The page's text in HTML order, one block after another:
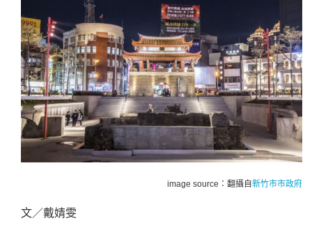
image source：翻攝自新竹市市政府
文／戴婧雯